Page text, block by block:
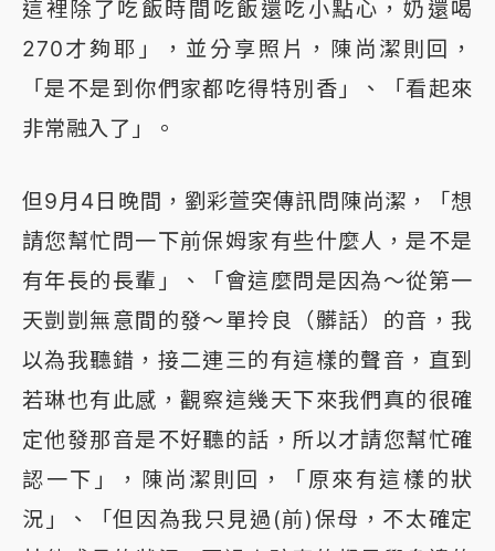
這裡除了吃飯時間吃飯還吃小點心，奶還喝
270才夠耶」，並分享照片，陳尚潔則回，
「是不是到你們家都吃得特別香」、「看起來
非常融入了」。
但9月4日晚間，劉彩萱突傳訊問陳尚潔，「想
請您幫忙問一下前保姆家有些什麼人，是不是
有年長的長輩」、「會這麼問是因為～從第一
天剴剴無意間的發～單拎良（髒話）的音，我
以為我聽錯，接二連三的有這樣的聲音，直到
若琳也有此感，觀察這幾天下來我們真的很確
定他發那音是不好聽的話，所以才請您幫忙確
認一下」，陳尚潔則回，「原來有這樣的狀
況」、「但因為我只見過(前)保母，不太確定